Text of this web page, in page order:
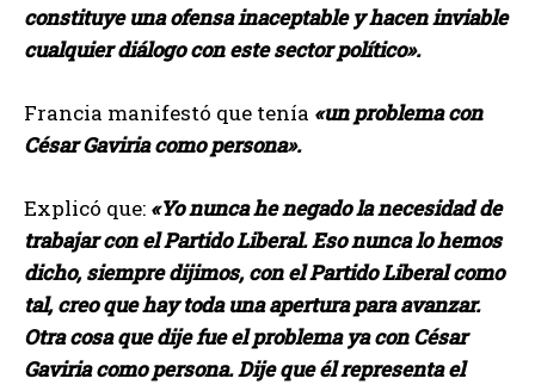
constituye una ofensa inaceptable y hacen inviable
cualquier diálogo con este sector político».
Francia manifestó que tenía «un problema con
César Gaviria como persona».
Explicó que: «Yo nunca he negado la necesidad de
trabajar con el Partido Liberal. Eso nunca lo hemos
dicho, siempre dijimos, con el Partido Liberal como
tal, creo que hay toda una apertura para avanzar.
Otra cosa que dije fue el problema ya con César
Gaviria como persona. Dije que él representa el